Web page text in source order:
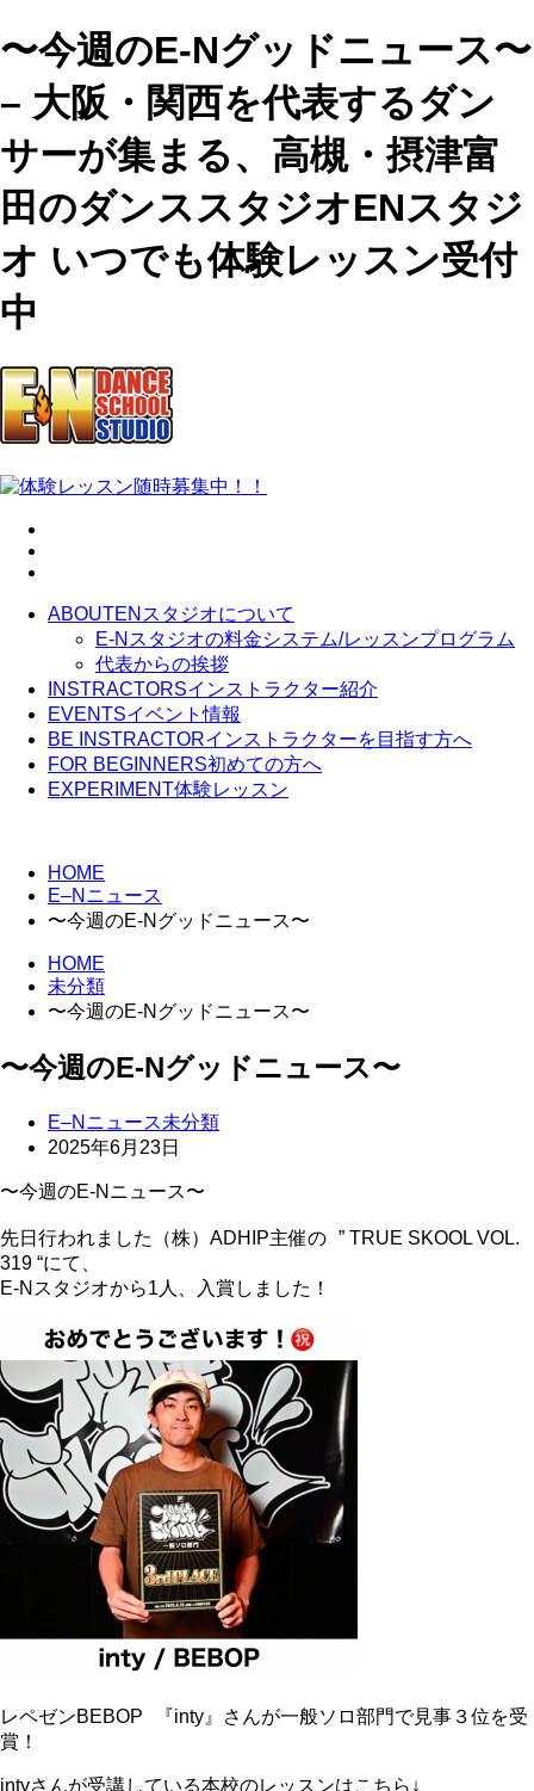
〜今週のE-Nグッドニュース〜
– 大阪・関西を代表するダン
サーが集まる、高槻・摂津富
田のダンススタジオENスタジ
オ いつでも体験レッスン受付
中
ABOUTENスタジオについて
E-Nスタジオの料金システム/レッスンプログラム
代表からの挨拶
INSTRACTORSインストラクター紹介
EVENTSイベント情報
BE INSTRACTORインストラクターを目指す方へ
FOR BEGINNERS初めての方へ
EXPERIMENT体験レッスン
HOME
E–Nニュース
〜今週のE-Nグッドニュース〜
HOME
未分類
〜今週のE-Nグッドニュース〜
〜今週のE-Nグッドニュース〜
E–Nニュース未分類
2025年6月23日
〜今週のE-Nニュース〜
先日行われました（株）ADHIP主催の ” TRUE SKOOL VOL.
319 “にて、
E-Nスタジオから1人、入賞しました！
レペゼンBEBOP 『inty』さんが一般ソロ部門で見事３位を受
賞！
intyさんが受講している本校のレッスンはこちら↓